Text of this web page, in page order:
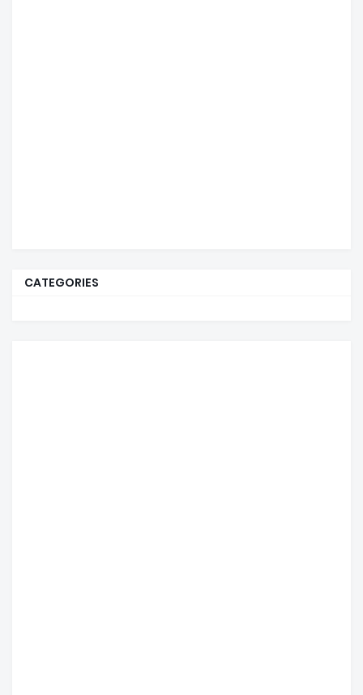
CATEGORIES